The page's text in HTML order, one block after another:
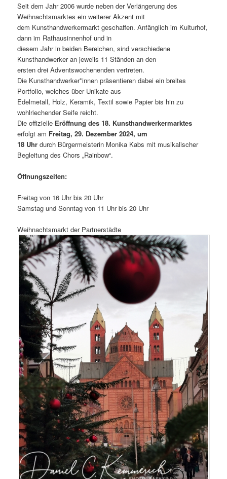
Seit dem Jahr 2006 wurde neben der Verlängerung des
Weihnachtsmarktes ein weiterer Akzent mit
dem Kunsthandwerkermarkt geschaffen. Anfänglich im Kulturhof,
dann im Rathausinnenhof und in
diesem Jahr in beiden Bereichen, sind verschiedene
Kunsthandwerker an jeweils 11 Ständen an den
ersten drei Adventswochenenden vertreten.
Die Kunsthandwerker*innen präsentieren dabei ein breites
Portfolio, welches über Unikate aus
Edelmetall, Holz, Keramik, Textil sowie Papier bis hin zu
wohlriechender Seife reicht.
Die offizielle Eröffnung des 18. Kunsthandwerkermarktes
erfolgt am Freitag, 29. Dezember 2024, um
18 Uhr durch Bürgermeisterin Monika Kabs mit musikalischer
Begleitung des Chors „Rainbow“.
Öffnungszeiten:
Freitag von 16 Uhr bis 20 Uhr
Samstag und Sonntag von 11 Uhr bis 20 Uhr
Weihnachtsmarkt der Partnerstädte